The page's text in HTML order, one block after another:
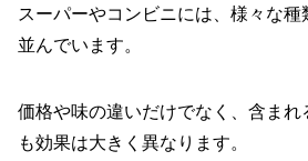
スーパーやコンビニには、様々な
並んでいます。
価格や味の違いだけでなく、含まれ
も効果は大きく異なります。